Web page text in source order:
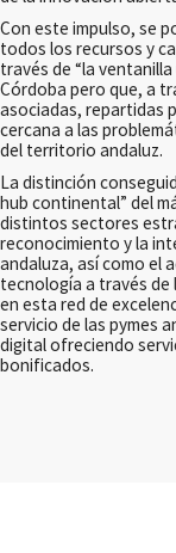
Con este impulso, se
todos los recursos y
través de “la
Córdoba pero que, a
asociadas, repartidas
cercana a las
del territorio andaluz.
La distinción
hub continental” del
distintos sectores
reconocimiento y la
andaluza, así como el
tecnología a través de
en esta red de
servicio de las pymes
digital ofreciendo
bonificados.